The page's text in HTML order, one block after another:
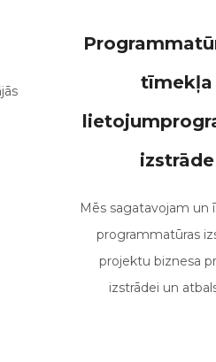
tīmekļa
izstrāde
Mēs sagatavojam un
programmatūras
projektu biznesa
izstrādei un